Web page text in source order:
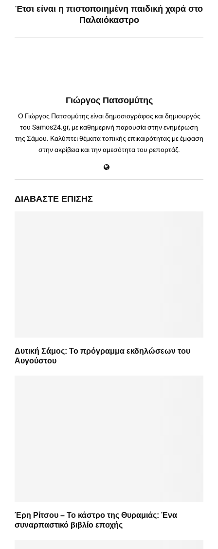
Έτσι είναι η πιστοποιημένη παιδική χαρά στο
Παλαιόκαστρο
Γιώργος Πατσομύτης
Ο Γιώργος Πατσομύτης είναι δημοσιογράφος και δημιουργός
του Samos24.gr, με καθημερινή παρουσία στην ενημέρωση
της Σάμου. Καλύπτει θέματα τοπικής επικαιρότητας με έμφαση
στην ακρίβεια και την αμεσότητα του ρεπορτάζ.
ΔΙΑΒΆΣΤΕ ΕΠΊΣΗΣ
Δυτική Σάμος: Το πρόγραμμα εκδηλώσεων του
Αυγούστου
Έρη Ρίτσου – Το κάστρο της Θυραμιάς: Ένα
συναρπαστικό βιβλίο εποχής